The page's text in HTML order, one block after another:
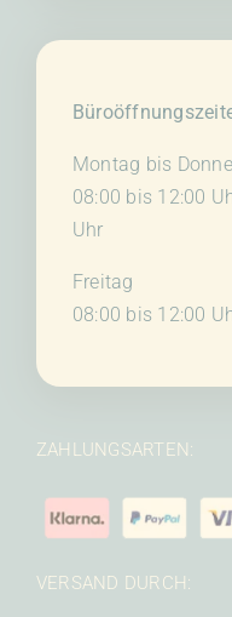
Montag bis
08:00 bis 12:00
Uhr
Freitag
08:00 bis 12:00
ZAHLUNGSARTEN:
VERSAND DURCH: